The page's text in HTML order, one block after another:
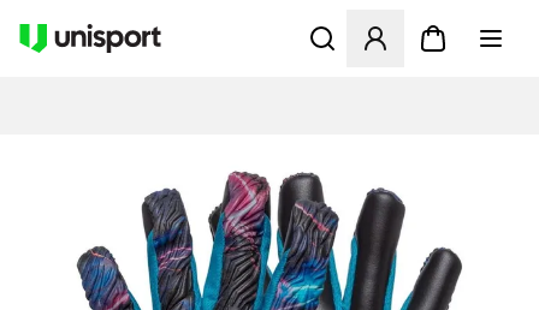
Åbner en Modal til at